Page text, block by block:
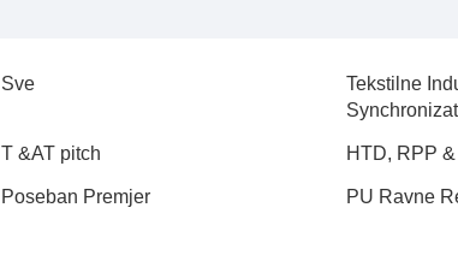
Sve
Tekstilne
T &AT pitch HTD, RPP
Poseban Premjer PU Ravne